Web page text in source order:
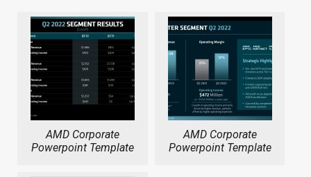
AMD Corporate
Powerpoint Template
AMD Corporate
Powerpoint Template